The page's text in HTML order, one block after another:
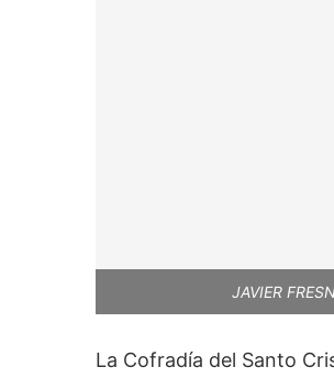
JAVIER
La Cofradía del Santo